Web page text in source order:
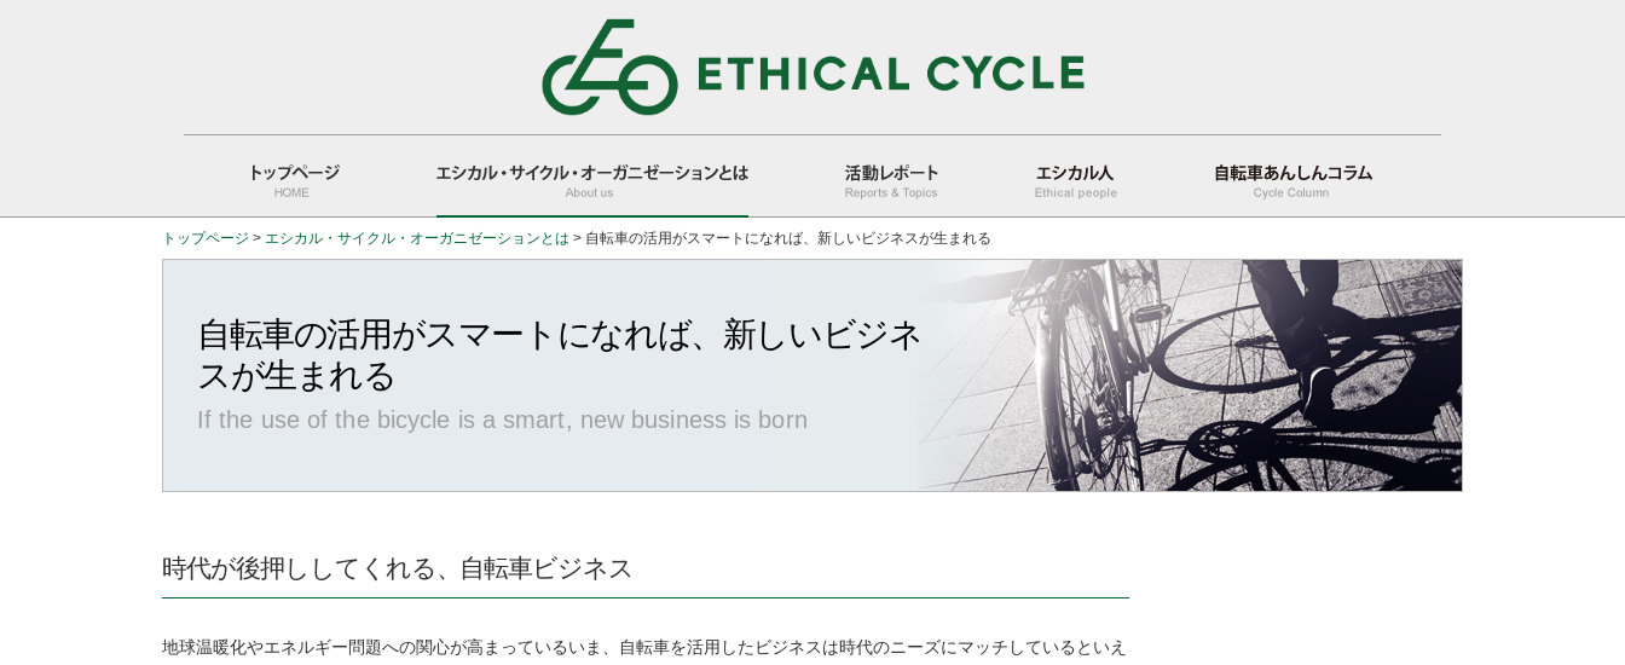
トップページ エシカル・サイクルとは 活動レポート エシカル人 自転車あんしんコラム
トップページ > エシカル・サイクル・オーガニゼーションとは > 自転車の活用がスマートになれば、新しいビジネスが生まれる
自転車の活用がスマートになれば、新しいビジネ
スが生まれる
If the use of the bicycle is a smart, new business is born
時代が後押ししてくれる、自転車ビジネス
地球温暖化やエネルギー問題への関心が高まっているいま、自転車を活用したビジネスは時代のニーズにマッチしているといえ